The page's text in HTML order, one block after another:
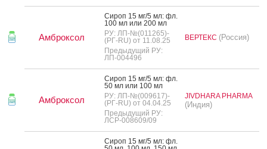
Амброксол
Си­роп 15 мг/5 мл: фл.
100 мл или 200 мл
РУ: ЛП-№(011265)-
(РГ-RU) от 11.08.25
Предыдущий РУ:
ЛП-004496
ВЕРТЕКС (Россия)
Амброксол
Си­роп 15 мг/5 мл: фл.
50 мл или 100 мл
РУ: ЛП-№(009617)-
(РГ-RU) от 04.04.25
Предыдущий РУ:
ЛСР-008609/09
JIVDHARA PHARMA
(Индия)
Си­роп 15 мг/5 мл: фл.